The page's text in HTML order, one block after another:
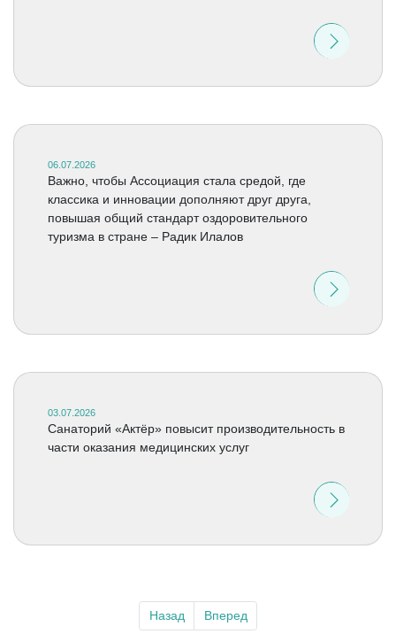
06.07.2026
Важно, чтобы Ассоциация стала средой, где
классика и инновации дополняют друг друга,
повышая общий стандарт оздоровительного
туризма в стране – Радик Илалов
03.07.2026
Санаторий «Актёр» повысит производительность в
части оказания медицинских услуг
Назад Вперед